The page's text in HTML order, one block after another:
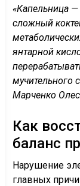
«Капельница —
сложный
янтарной
мучительного
Марченко
Как
баланс
Нарушение
главных